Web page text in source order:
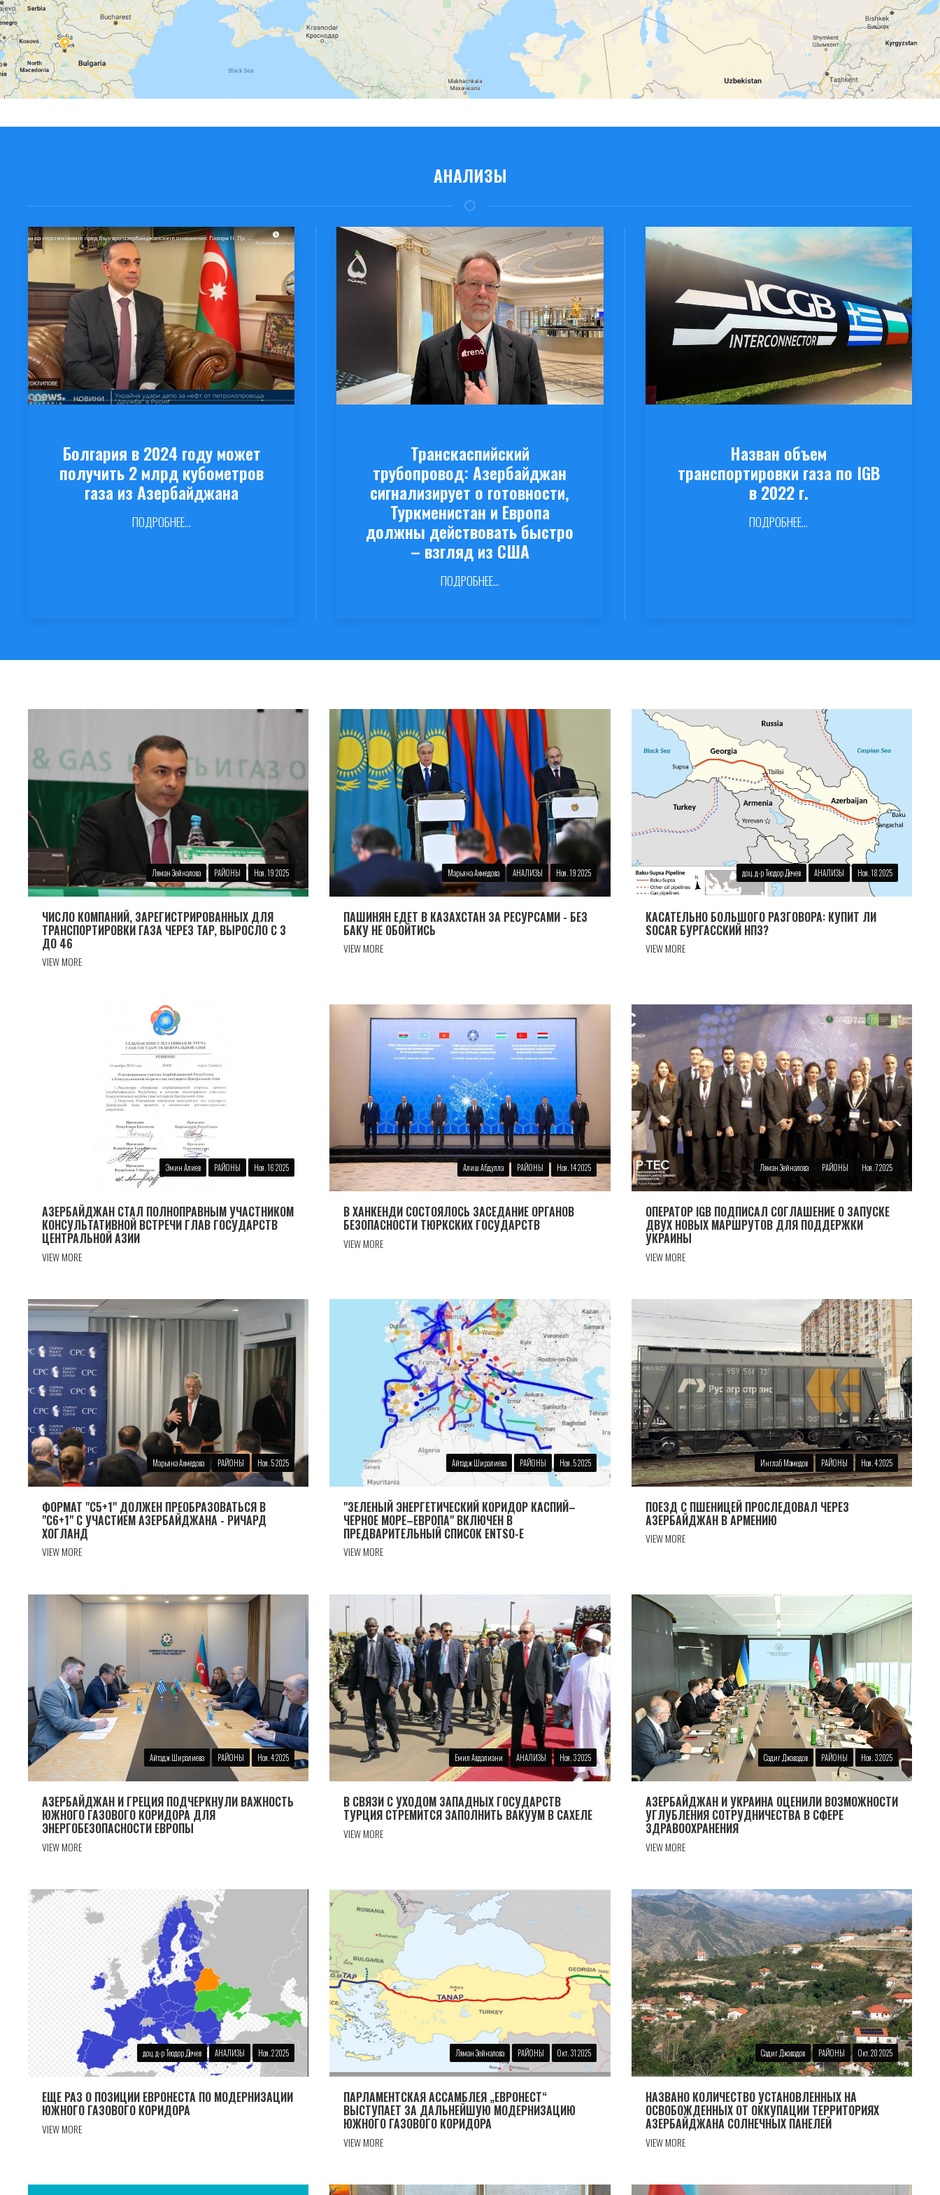
АНАЛИЗЫ
Болгария в 2024 году может
получить 2 млрд кубометров
газа из Азербайджана
ПОДРОБНЕЕ...
Транскаспийский
трубопровод: Азербайджан
сигнализирует о готовности,
Туркменистан и Европа
должны действовать быстро
– взгляд из США
ПОДРОБНЕЕ...
Назван объем
транспортировки газа по IGB
в 2022 г.
ПОДРОБНЕЕ...
Ляман Зейналова РАЙОНЫ Ноя. 19 2025
ЧИСЛО КОМПАНИЙ, ЗАРЕГИСТРИРОВАННЫХ ДЛЯ
ТРАНСПОРТИРОВКИ ГАЗА ЧЕРЕЗ TAP, ВЫРОСЛО С 3
ДО 46
VIEW MORE
Марьяна Ахмедова АНАЛИЗЫ Ноя. 19 2025
ПАШИНЯН ЕДЕТ В КАЗАХСТАН ЗА РЕСУРСАМИ - БЕЗ
БАКУ НЕ ОБОЙТИСЬ
VIEW MORE
доц. д-р Теодор Дечев АНАЛИЗЫ Ноя. 18 2025
КАСАТЕЛЬНО БОЛЬШОГО РАЗГОВОРА: КУПИТ ЛИ
SOCAR БУРГАССКИЙ НПЗ?
VIEW MORE
Эмин Алиев РАЙОНЫ Ноя. 16 2025
АЗЕРБАЙДЖАН СТАЛ ПОЛНОПРАВНЫМ УЧАСТНИКОМ
КОНСУЛЬТАТИВНОЙ ВСТРЕЧИ ГЛАВ ГОСУДАРСТВ
ЦЕНТРАЛЬНОЙ АЗИИ
VIEW MORE
Алиш Абдулла РАЙОНЫ Ноя. 14 2025
В ХАНКЕНДИ СОСТОЯЛОСЬ ЗАСЕДАНИЕ ОРГАНОВ
БЕЗОПАСНОСТИ ТЮРКСКИХ ГОСУДАРСТВ
VIEW MORE
Ляман Зейналова РАЙОНЫ Ноя. 7 2025
ОПЕРАТОР IGB ПОДПИСАЛ СОГЛАШЕНИЕ О ЗАПУСКЕ
ДВУХ НОВЫХ МАРШРУТОВ ДЛЯ ПОДДЕРЖКИ
УКРАИНЫ
VIEW MORE
Марьяна Ахмедова РАЙОНЫ Ноя. 5 2025
ФОРМАТ "С5+1" ДОЛЖЕН ПРЕОБРАЗОВАТЬСЯ В
"С6+1" С УЧАСТИЕМ АЗЕРБАЙДЖАНА - РИЧАРД
ХОГЛАНД
VIEW MORE
Айтадж Ширалиева РАЙОНЫ Ноя. 5 2025
"ЗЕЛЕНЫЙ ЭНЕРГЕТИЧЕСКИЙ КОРИДОР КАСПИЙ–
ЧЕРНОЕ МОРЕ–ЕВРОПА" ВКЛЮЧЕН В
ПРЕДВАРИТЕЛЬНЫЙ СПИСОК ENTSO-E
VIEW MORE
Инглаб Мамедов РАЙОНЫ Ноя. 4 2025
ПОЕЗД С ПШЕНИЦЕЙ ПРОСЛЕДОВАЛ ЧЕРЕЗ
АЗЕРБАЙДЖАН В АРМЕНИЮ
VIEW MORE
Айтадж Ширалиева РАЙОНЫ Ноя. 4 2025
АЗЕРБАЙДЖАН И ГРЕЦИЯ ПОДЧЕРКНУЛИ ВАЖНОСТЬ
ЮЖНОГО ГАЗОВОГО КОРИДОРА ДЛЯ
ЭНЕРГОБЕЗОПАСНОСТИ ЕВРОПЫ
VIEW MORE
Емил Авдалиани АНАЛИЗЫ Ноя. 3 2025
В СВЯЗИ С УХОДОМ ЗАПАДНЫХ ГОСУДАРСТВ
ТУРЦИЯ СТРЕМИТСЯ ЗАПОЛНИТЬ ВАКУУМ В САХЕЛЕ
VIEW MORE
Садиг Джавадов РАЙОНЫ Ноя. 3 2025
АЗЕРБАЙДЖАН И УКРАИНА ОЦЕНИЛИ ВОЗМОЖНОСТИ
УГЛУБЛЕНИЯ СОТРУДНИЧЕСТВА В СФЕРЕ
ЗДРАВООХРАНЕНИЯ
VIEW MORE
доц. д-р Теодор Дечев АНАЛИЗЫ Ноя. 2 2025
ЕЩЕ РАЗ О ПОЗИЦИИ ЕВРОНЕСТА ПО МОДЕРНИЗАЦИИ
ЮЖНОГО ГАЗОВОГО КОРИДОРА
VIEW MORE
Ляман Зейналова РАЙОНЫ Окт. 31 2025
ПАРЛАМЕНТСКАЯ АССАМБЛЕЯ „ЕВРОНЕСТ“
ВЫСТУПАЕТ ЗА ДАЛЬНЕЙШУЮ МОДЕРНИЗАЦИЮ
ЮЖНОГО ГАЗОВОГО КОРИДОРА
VIEW MORE
Садиг Джавадов РАЙОНЫ Окт. 20 2025
НАЗВАНО КОЛИЧЕСТВО УСТАНОВЛЕННЫХ НА
ОСВОБОЖДЕННЫХ ОТ ОККУПАЦИИ ТЕРРИТОРИЯХ
АЗЕРБАЙДЖАНА СОЛНЕЧНЫХ ПАНЕЛЕЙ
VIEW MORE